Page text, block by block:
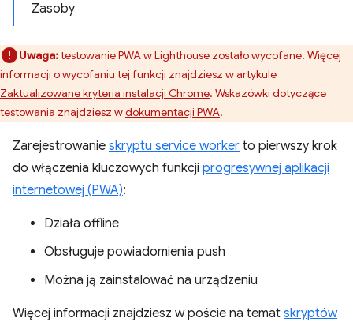
Zasoby
Uwaga:testowanie PWA w Lighthouse zostało wycofane. Więcej
informacji o wycofaniu tej funkcji znajdziesz w artykule
Zaktualizowane kryteria instalacji Chrome. Wskazówki dotyczące
testowania znajdziesz wdokumentacji PWA.
Zarejestrowanie skryptu service worker to pierwszy krok
do włączenia kluczowych funkcji progresywnej aplikacji
internetowej (PWA):
Działa offline
Obsługuje powiadomienia push
Można ją zainstalować na urządzeniu
Więcej informacji znajdziesz w poście na temat skryptów